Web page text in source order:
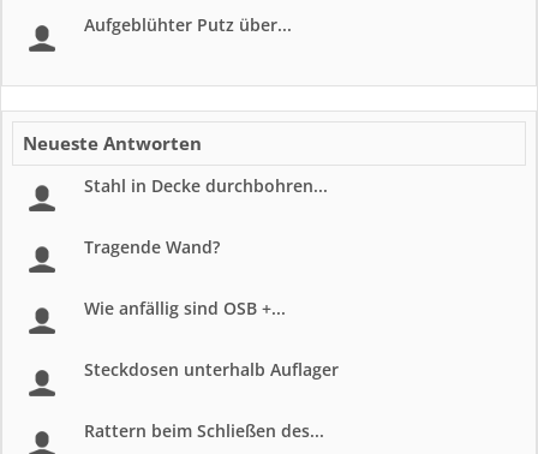
Aufgeblühter Putz über...
Neueste Antworten
Stahl in Decke durchbohren...
Tragende Wand?
Wie anfällig sind OSB +...
Steckdosen unterhalb Auflager
Rattern beim Schließen des...